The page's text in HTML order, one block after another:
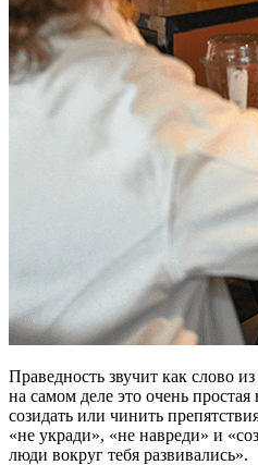
Праведность звучит как слово
на самом деле это очень
созидать или чинить
«не укради», «не навреди» и
люди вокруг тебя развивались».